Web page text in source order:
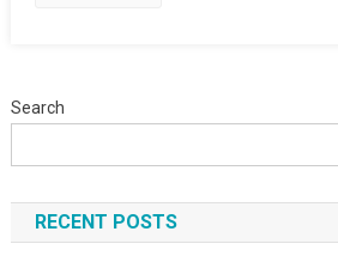
Search
RECENT POSTS